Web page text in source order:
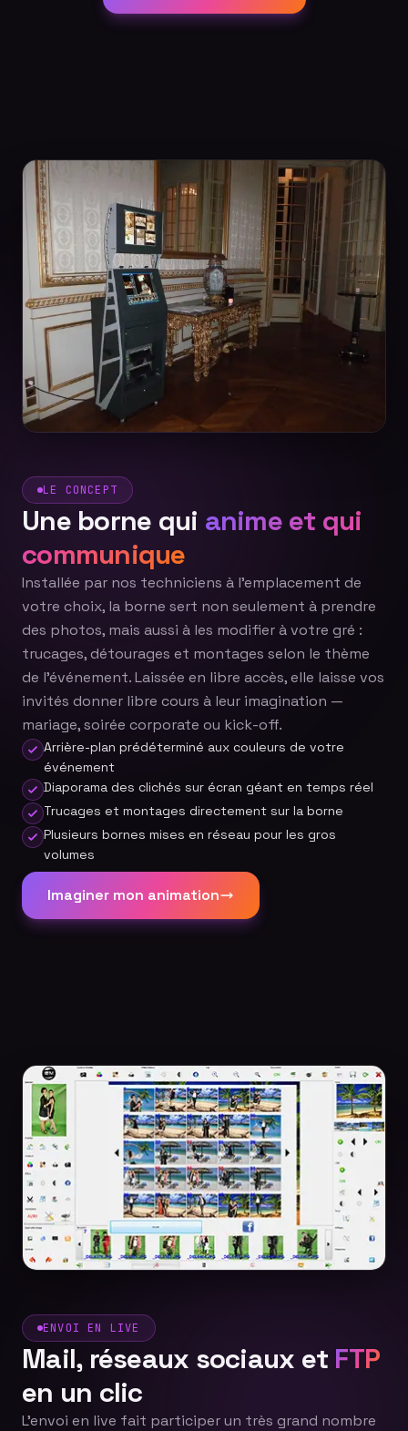
LE CONCEPT
Une borne qui anime et qui
communique
Installée par nos techniciens à l'emplacement de
votre choix, la borne sert non seulement à prendre
des photos, mais aussi à les modifier à votre gré :
trucages, détourages et montages selon le thème
de l'événement. Laissée en libre accès, elle laisse vos
invités donner libre cours à leur imagination —
mariage, soirée corporate ou kick-off.
Arrière-plan prédéterminé aux couleurs de votre
événement
Diaporama des clichés sur écran géant en temps réel
Trucages et montages directement sur la borne
Plusieurs bornes mises en réseau pour les gros
volumes
Imaginer mon animation
ENVOI EN LIVE
Mail, réseaux sociaux et FTP
en un clic
L'envoi en live fait participer un très grand nombre